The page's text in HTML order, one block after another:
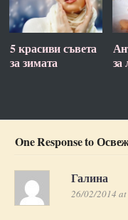
5 красиви съвета
за зимата
за
One Response to
Галина
26/02/2014